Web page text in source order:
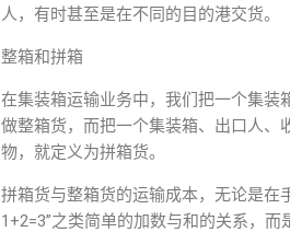
人，有时甚至是在不同的目的港交货。
整箱和拼箱
在集装箱运输业务中，我们把一个集装
做整箱货，而把一个集装箱、出口人、
物，就定义为拼箱货。
拼箱货与整箱货的运输成本，无论是在
1+2=3”之类简单的加数与和的关系，而